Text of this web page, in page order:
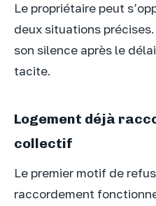
Le propriétaire peut
deux situations
son silence après le
tacite.
Logement déjà
collectif
Le premier motif de
raccordement